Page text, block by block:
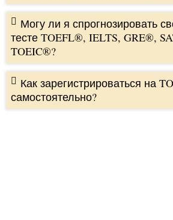
Могу ли я спрогнозировать
тесте TOEFL®, IELTS, GRE®,
TOEIC®?
Как зарегистрироваться на
самостоятельно?